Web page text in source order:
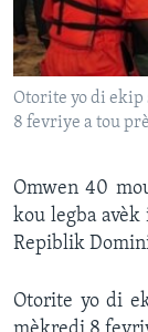
Languages
Otorite yo di ekip
8 fevriye a tou
Omwen 40
kou legba
Repiblik
Otorite yo di